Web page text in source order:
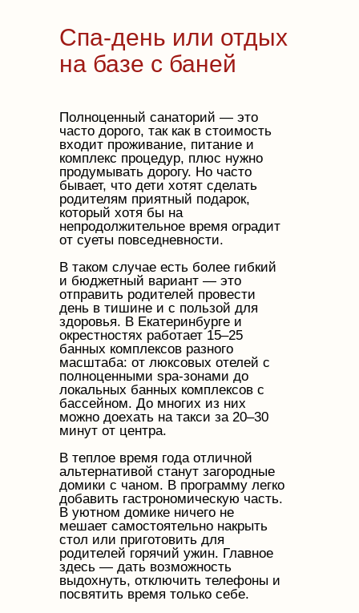
Спа-день или отдых
на базе с баней
Полноценный санаторий — это
часто дорого, так как в стоимость
входит проживание, питание и
комплекс процедур, плюс нужно
продумывать дорогу. Но часто
бывает, что дети хотят сделать
родителям приятный подарок,
который хотя бы на
непродолжительное время оградит
от суеты повседневности.
В таком случае есть более гибкий
и бюджетный вариант — это
отправить родителей провести
день в тишине и с пользой для
здоровья. В Екатеринбурге и
окрестностях работает 15–25
банных комплексов разного
масштаба: от люксовых отелей с
полноценными spa‑зонами до
локальных банных комплексов с
бассейном. До многих из них
можно доехать на такси за 20–30
минут от центра.
В теплое время года отличной
альтернативой станут загородные
домики с чаном. В программу легко
добавить гастрономическую часть.
В уютном домике ничего не
мешает самостоятельно накрыть
стол или приготовить для
родителей горячий ужин. Главное
здесь — дать возможность
выдохнуть, отключить телефоны и
посвятить время только себе.